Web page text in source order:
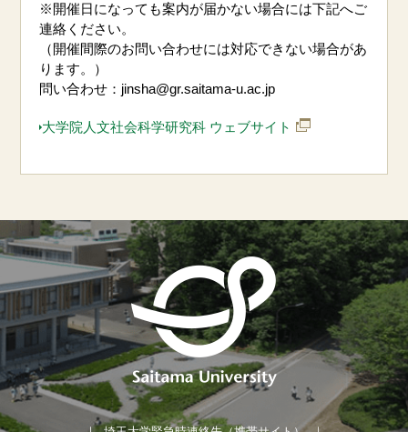
※開催日になっても案内が届かない場合には下記へご
連絡ください。
（開催間際のお問い合わせには対応できない場合があ
ります。）
問い合わせ：jinsha@gr.saitama-u.ac.jp
大学院人文社会科学研究科 ウェブサイト